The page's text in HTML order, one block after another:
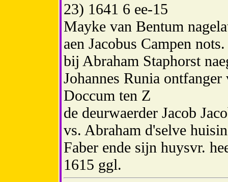
23) 1641 6 ee-15
Mayke van Bentum
aen Jacobus Campen
bij Abraham Staphorst
Johannes Runia
Doccum ten Z
de deurwaerder Jacob
vs. Abraham d'selve
Faber ende sijn huysvr.
1615 ggl.